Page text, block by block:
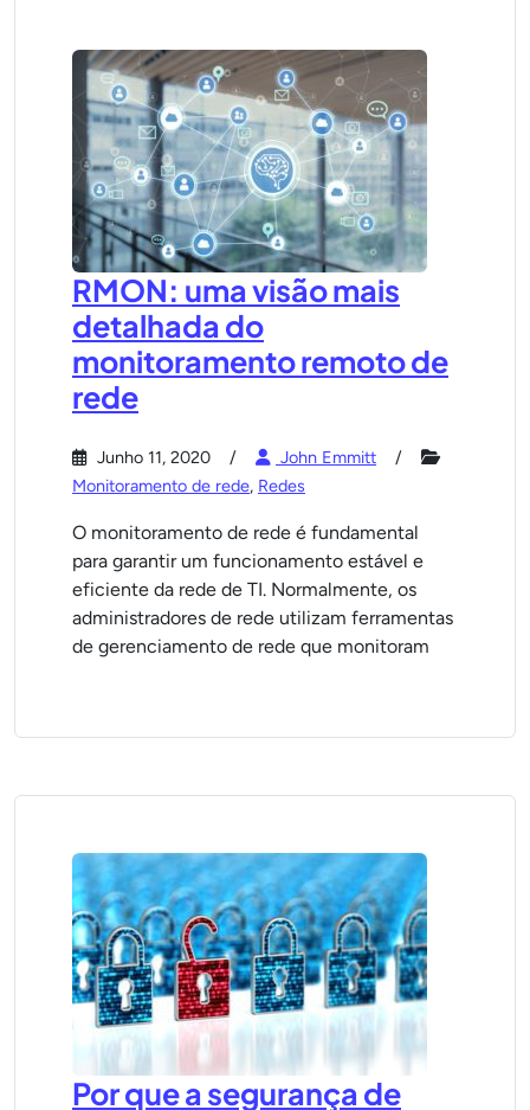
RMON: uma visão mais
detalhada do
monitoramento remoto de
rede
Junho 11, 2020
John Emmitt
Monitoramento de rede, Redes
O monitoramento de rede é fundamental
para garantir um funcionamento estável e
eficiente da rede de TI. Normalmente, os
administradores de rede utilizam ferramentas
de gerenciamento de rede que monitoram
Por que a segurança de